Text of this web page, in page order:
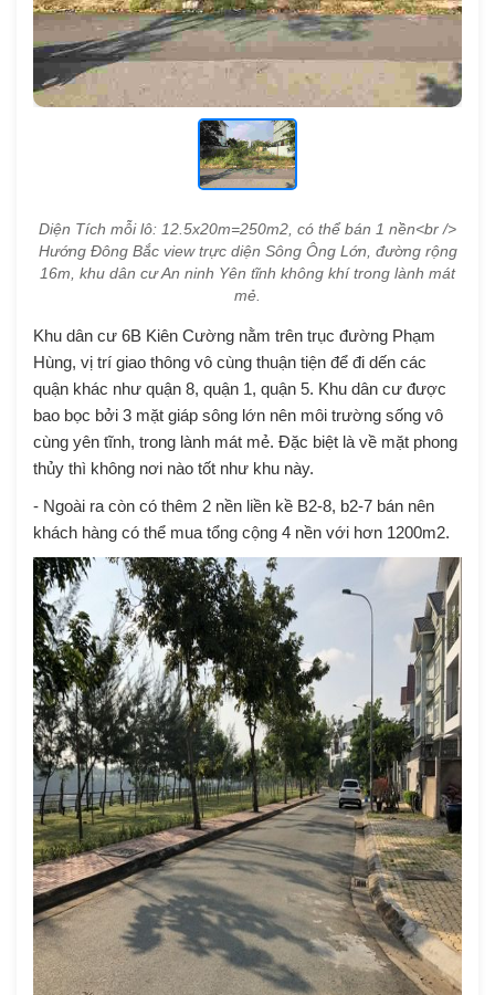
Diện Tích mỗi lô: 12.5x20m=250m2, có thể bán 1 nền<br />
Hướng Đông Bắc view trực diện Sông Ông Lớn, đường rộng
16m, khu dân cư An ninh Yên tĩnh không khí trong lành mát
mẻ.
Khu dân cư 6B Kiên Cường nằm trên trục đường Phạm
Hùng, vị trí giao thông vô cùng thuận tiện để đi dến các
quận khác như quận 8, quận 1, quận 5. Khu dân cư được
bao bọc bởi 3 mặt giáp sông lớn nên môi trường sống vô
cùng yên tĩnh, trong lành mát mẻ. Đặc biệt là về mặt phong
thủy thì không nơi nào tốt như khu này.
- Ngoài ra còn có thêm 2 nền liền kề B2-8, b2-7 bán nên
khách hàng có thể mua tổng cộng 4 nền với hơn 1200m2.